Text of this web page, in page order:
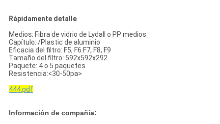
Rápidamente detalle
Medios: Fibra de vidrio de Lydall o PP medios
Capítulo: /Plastic de aluminio
Eficacia del filtro: F5, F6.F7, F8, F9
Tamaño del filtro: 592x592x292
Paquete: 4 o 5 paquetes
Resistencia:<30-50pa>
444.pdf
Información de compañía: